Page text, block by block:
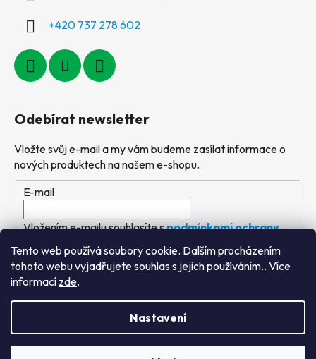
Tento web používá soubory cookie. Dalším procházením
tohoto webu vyjadřujete souhlas s jejich používáním.. Více
informací zde.
Nastavení
+420 737 278 602
Odebírat newsletter
Vložte svůj e-mail a my vám budeme zasílat informace o
nových produktech na našem e-shopu.
E-mail
Vložením e-mailu souhlasíte spodmínkami ochrany
osobních údajů
PŘIHLÁSIT SE